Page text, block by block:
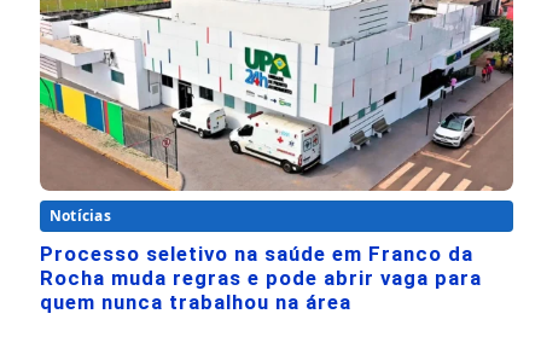
Notícias
Processo seletivo na saúde em Franco da
Rocha muda regras e pode abrir vaga para
quem nunca trabalhou na área